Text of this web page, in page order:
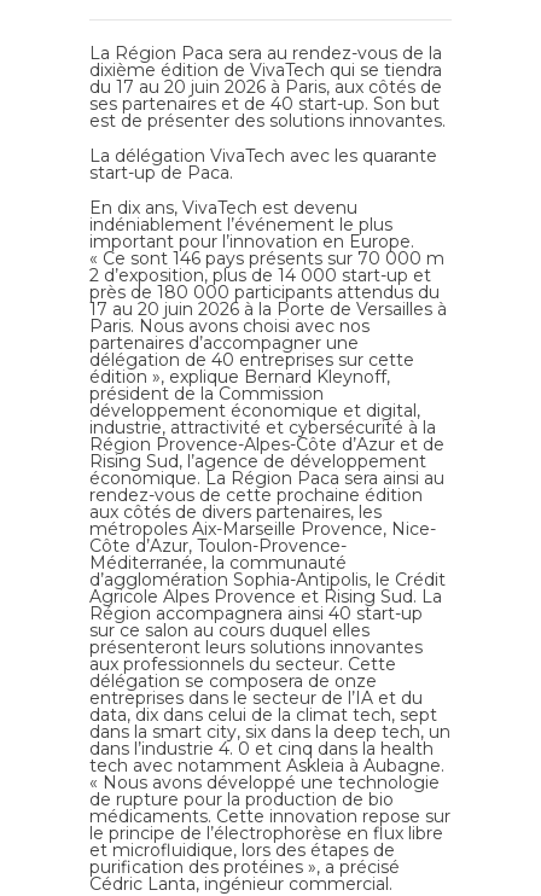
La Région Paca sera au rendez-vous de la
dixième édition de VivaTech qui se tiendra
du 17 au 20 juin 2026 à Paris, aux côtés de
ses partenaires et de 40 start-up. Son but
est de présenter des solutions innovantes.
La délégation VivaTech avec les quarante
start-up de Paca.
En dix ans, VivaTech est devenu
indéniablement l’événement le plus
important pour l’innovation en Europe.
« Ce sont 146 pays présents sur 70 000 m
2 d’exposition, plus de 14 000 start-up et
près de 180 000 participants attendus du
17 au 20 juin 2026 à la Porte de Versailles à
Paris. Nous avons choisi avec nos
partenaires d’accompagner une
délégation de 40 entreprises sur cette
édition », explique Bernard Kleynoff,
président de la Commission
développement économique et digital,
industrie, attractivité et cybersécurité à la
Région Provence-Alpes-Côte d’Azur et de
Rising Sud, l’agence de développement
économique. La Région Paca sera ainsi au
rendez-vous de cette prochaine édition
aux côtés de divers partenaires, les
métropoles Aix-Marseille Provence, Nice-
Côte d’Azur, Toulon-Provence-
Méditerranée, la communauté
d’agglomération Sophia-Antipolis, le Crédit
Agricole Alpes Provence et Rising Sud. La
Région accompagnera ainsi 40 start-up
sur ce salon au cours duquel elles
présenteront leurs solutions innovantes
aux professionnels du secteur. Cette
délégation se composera de onze
entreprises dans le secteur de l’IA et du
data, dix dans celui de la climat tech, sept
dans la smart city, six dans la deep tech, un
dans l’industrie 4. 0 et cinq dans la health
tech avec notamment Askleia à Aubagne.
« Nous avons développé une technologie
de rupture pour la production de bio
médicaments. Cette innovation repose sur
le principe de l’électrophorèse en flux libre
et microfluidique, lors des étapes de
purification des protéines », a précisé
Cédric Lanta, ingénieur commercial.